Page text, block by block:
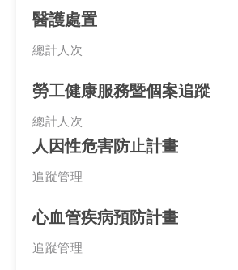
醫護處置
總計人次
勞工健康服務暨個案追蹤
總計人次
人因性危害防止計畫
追蹤管理
心血管疾病預防計畫
追蹤管理